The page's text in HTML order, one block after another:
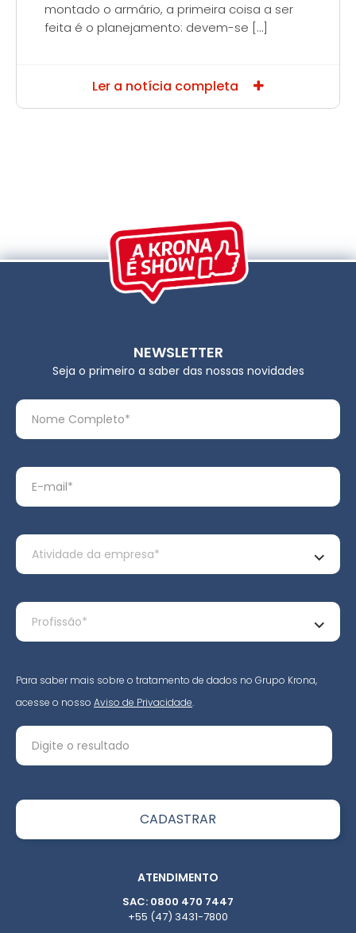
montado o armário, a primeira coisa a ser
feita é o planejamento: devem-se […]
Ler a notícia completa
NEWSLETTER
Seja o primeiro a saber das nossas novidades
Para saber mais sobre o tratamento de dados no Grupo Krona,
acesse o nosso Aviso de Privacidade.
ATENDIMENTO
SAC: 0800 470 7447
+55 (47) 3431-7800